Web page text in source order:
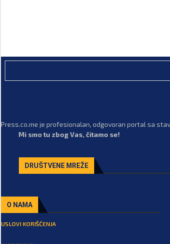
Press.co.me je profesionalan, odgovoran portal sa
Mi smo tu zbog Vas, čitamo se!
DRUŠTVENE MREŽE
O NAMA
USLOVI KORIŠĆENJA